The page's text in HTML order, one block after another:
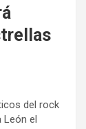
del rock
el